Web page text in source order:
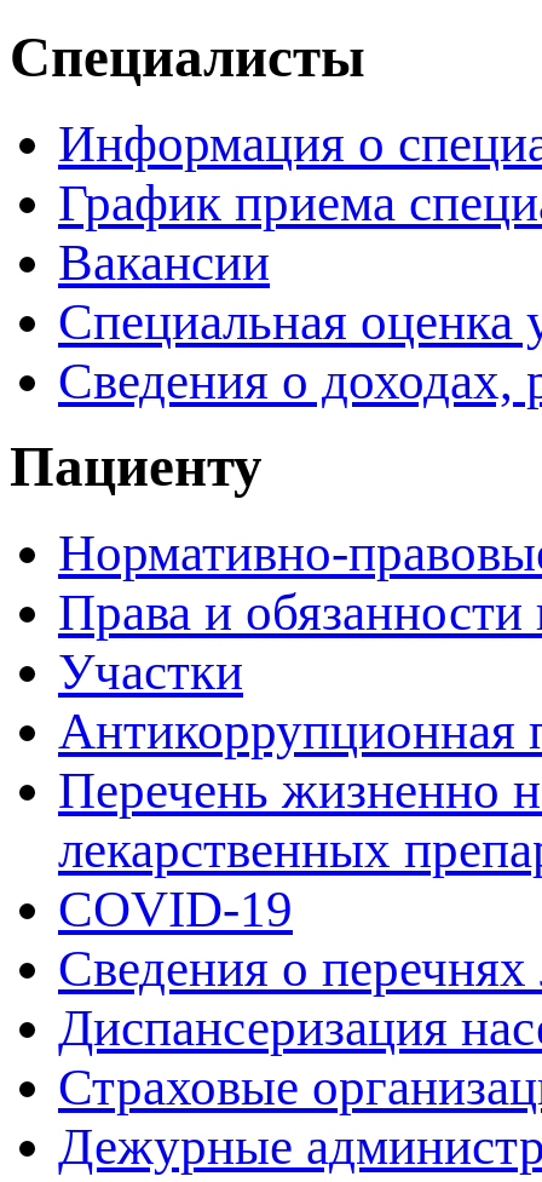
Специалисты
Информация о
График приема
Вакансии
Специальная оценка
Сведения о доходах,
Пациенту
Нормативно-
Права и
Участки
Антикоррупционная
Перечень жизненно
лекарственных
COVID-19
Сведения о перечнях
Диспансеризация
Страховые
Дежурные